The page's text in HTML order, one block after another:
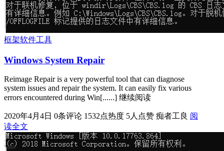
框架软件工具
Windows System Repair
Reimage Repair is a very powerful tool that can diagnose
system issues and repair the system. It can easily fix various
errors encountered during Win[......] 继续阅读
2020年4月4日 0条评论 1532点热度 5人点赞 痴者工良 阅
读全文